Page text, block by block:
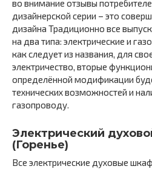
во внимание отзывы
дизайнерской серии – это
дизайна Традиционно все
на два типа: электрические и
как следует из названия, для
электричество, вторые
определённой модификации
технических возможностей и
газопроводу.
Электрический
(Горенье)
Все электрические духовые